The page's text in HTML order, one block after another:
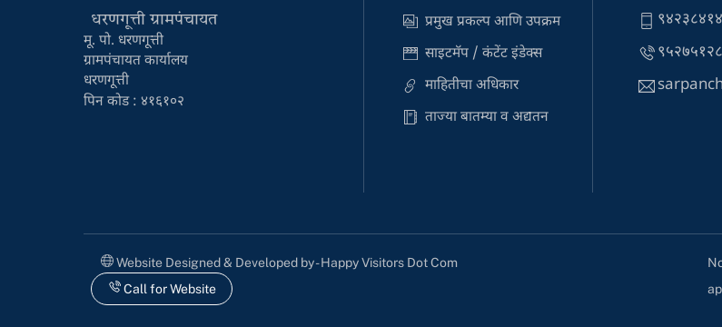
धरणगूत्ती ग्रामपंचायत
मू. पो. धरणगूत्ती
ग्रामपंचायत कार्यालय
धरणगूत्ती
पिन कोड : ४१६१०२
प्रमुख प्रकल्प आणि उपक्रम
साइटमॅप / कंटेंट इंडेक्स
माहितीचा अधिकार
ताज्या बातम्या व अद्यतन
Website Designed & Developed by - Happy Visitors Dot Com
Call for Website